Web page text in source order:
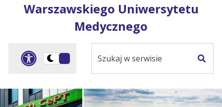
Warszawskiego Uniwersytetu
Medycznego
Panel dostosowania
Przełącz
ciemną
serwisie